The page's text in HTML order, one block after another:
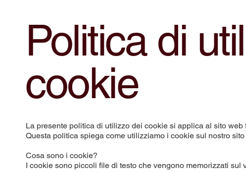
Politica di
cookie
La presente politica di utilizzo dei cookie si applica al sito
Questa politica spiega come utilizziamo i cookie sul nostro
Cosa sono i cookie?
I cookie sono piccoli file di testo che vengono memorizzati